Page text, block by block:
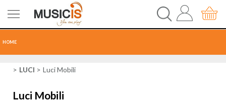
HOME
CHITARRE
TASTI
LUCI Luci Mobili
Luci Mobili